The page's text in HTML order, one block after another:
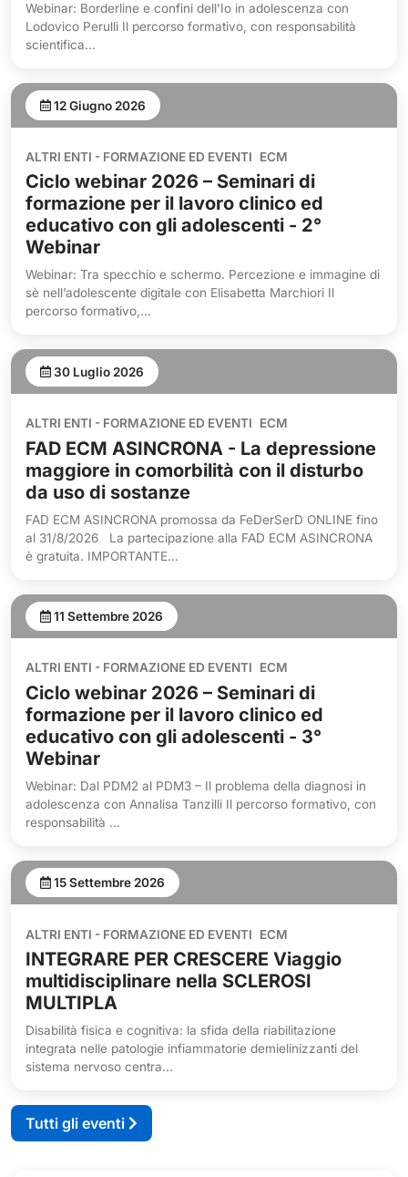
Webinar: Borderline e confini dell’Io in adolescenza con
Lodovico Perulli Il percorso formativo, con responsabilità
scientifica...
12 Giugno 2026
ALTRI ENTI - FORMAZIONE ED EVENTI ECM
Ciclo webinar 2026 – Seminari di
formazione per il lavoro clinico ed
educativo con gli adolescenti - 2°
Webinar
Webinar: Tra specchio e schermo. Percezione e immagine di
sè nell’adolescente digitale con Elisabetta Marchiori Il
percorso formativo,...
30 Luglio 2026
ALTRI ENTI - FORMAZIONE ED EVENTI ECM
FAD ECM ASINCRONA - La depressione
maggiore in comorbilità con il disturbo
da uso di sostanze
FAD ECM ASINCRONA promossa da FeDerSerD ONLINE fino
al 31/8/2026 La partecipazione alla FAD ECM ASINCRONA
è gratuita. IMPORTANTE...
11 Settembre 2026
ALTRI ENTI - FORMAZIONE ED EVENTI ECM
Ciclo webinar 2026 – Seminari di
formazione per il lavoro clinico ed
educativo con gli adolescenti - 3°
Webinar
Webinar: Dal PDM2 al PDM3 – Il problema della diagnosi in
adolescenza con Annalisa Tanzilli Il percorso formativo, con
responsabilità ...
15 Settembre 2026
ALTRI ENTI - FORMAZIONE ED EVENTI ECM
INTEGRARE PER CRESCERE Viaggio
multidisciplinare nella SCLEROSI
MULTIPLA
Disabilità fisica e cognitiva: la sfida della riabilitazione
integrata nelle patologie infiammatorie demielinizzanti del
sistema nervoso centra...
Tutti gli eventi